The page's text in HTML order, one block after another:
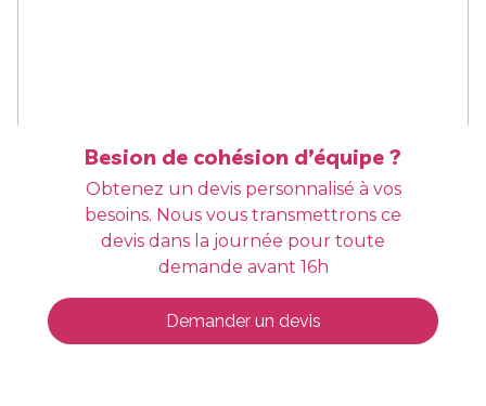
Besion de cohésion d’équipe ?
Obtenez un devis personnalisé à vos
besoins. Nous vous transmettrons ce
devis dans la journée pour toute
demande avant 16h
Demander un devis